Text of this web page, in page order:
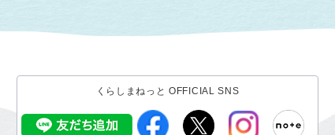
くらしまねっと OFFICIAL SNS